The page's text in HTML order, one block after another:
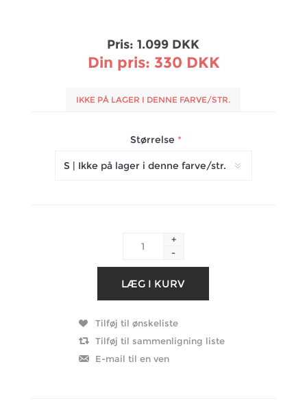
Pris: 1.099 DKK
Din pris: 330 DKK
IKKE PÅ LAGER I DENNE FARVE/STR.
Størrelse *
+
-